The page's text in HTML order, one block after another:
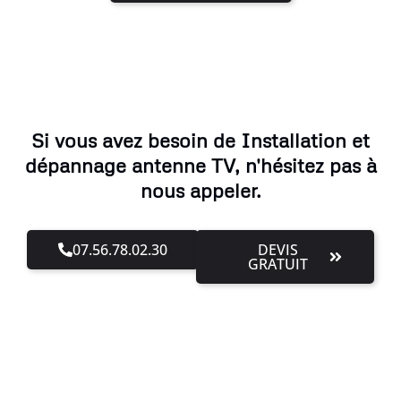
Si vous avez besoin de Installation et
dépannage antenne TV, n'hésitez pas à
nous appeler.
07.56.78.02.30 DEVIS
GRATUIT